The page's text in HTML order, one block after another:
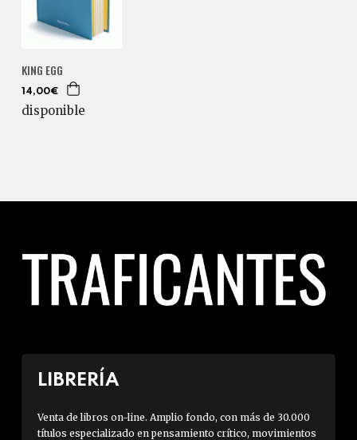
KING EGG
14,00€
disponible
LIBRERÍA
Venta de libros on-line. Amplio fondo, con más de 30.000
títulos especializado en pensamiento crítico, movimientos